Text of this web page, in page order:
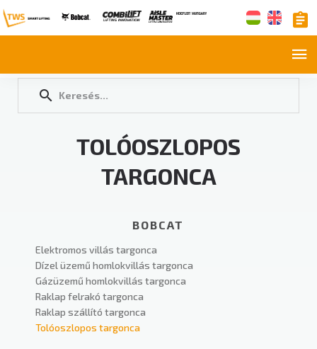
TOLÓOSZLOPOS
TARGONCA
BOBCAT
Elektromos villás targonca
Dízel üzemű homlokvillás targonca
Gázüzemű homlokvillás targonca
Raklap felrakó targonca
Raklap szállító targonca
Tolóoszlopos targonca